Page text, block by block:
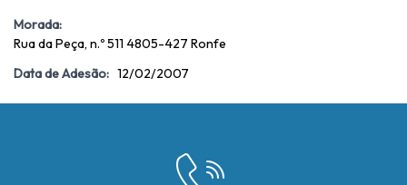
Morada:
Rua da Peça, n.º 511 4805-427 Ronfe
Data de Adesão: 12/02/2007